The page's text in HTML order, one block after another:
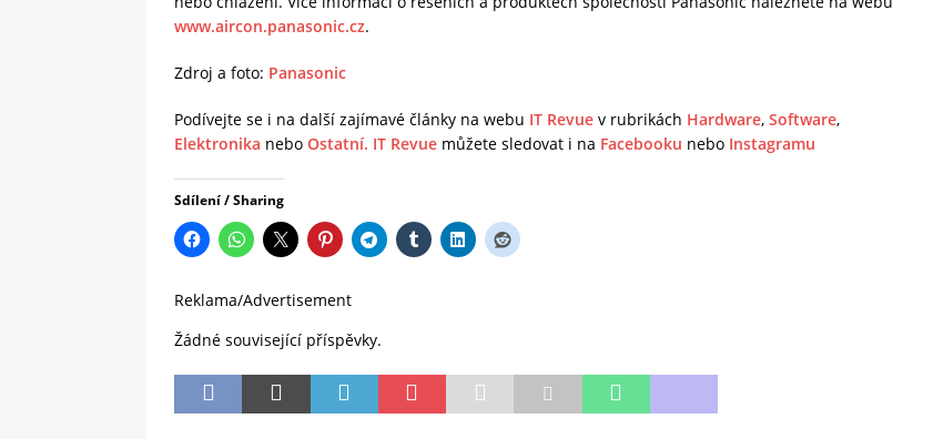
www.aircon.panasonic.cz.
Zdroj a foto: Panasonic
Podívejte se i na další zajímavé články na webu IT Revue v rubrikách Hardware, Software,
Elektronika nebo Ostatní. IT Revue můžete sledovat i na Facebooku nebo Instagramu
Sdílení / Sharing
Reklama/Advertisement
Žádné související příspěvky.